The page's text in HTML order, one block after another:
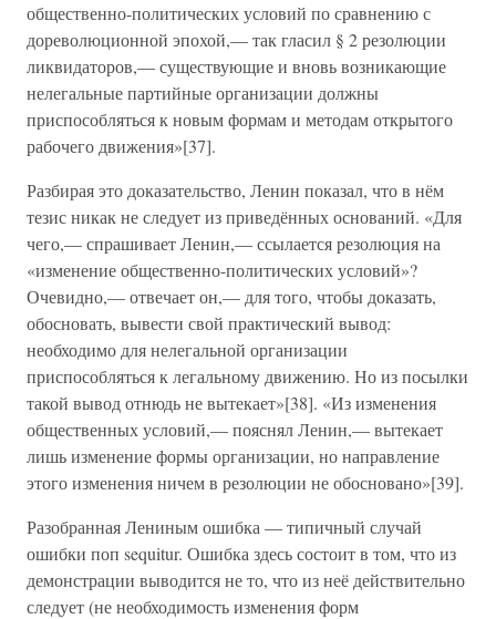
общественно-политических условий по сравнению с
дореволюционной эпохой,— так гласил § 2 резолюции
ликвидаторов,— существующие и вновь возникающие
нелегальные партийные организации должны
приспособляться к новым формам и методам открытого
рабочего движения»[37].
Разбирая это доказательство, Ленин показал, что в нём
тезис никак не следует из приведённых оснований. «Для
чего,— спрашивает Ленин,— ссылается резолюция на
«изменение общественно-политических условий»?
Очевидно,— отвечает он,— для того, чтобы доказать,
обосновать, вывести свой практический вывод:
необходимо для нелегальной организации
приспособляться к легальному движению. Но из посылки
такой вывод отнюдь не вытекает»[38]. «Из изменения
общественных условий,— пояснял Ленин,— вытекает
лишь изменение формы организации, но направление
этого изменения ничем в резолюции не обосновано»[39].
Разобранная Лениным ошибка — типичный случай
ошибки поп sequitur. Ошибка здесь состоит в том, что из
демонстрации выводится не то, что из неё действительно
следует (не необходимость изменения форм